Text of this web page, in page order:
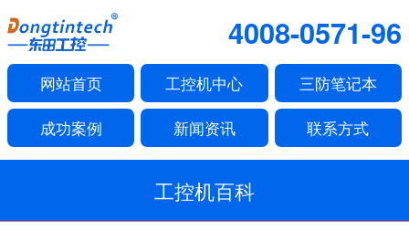
4008-0571-96
网站首页 工控机中心 三防笔记本
成功案例 新闻资讯 联系方式
工控机百科